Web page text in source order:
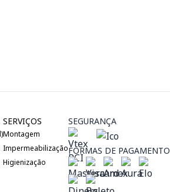
SERVIÇOS
Montagem
Impermeabilização
Higienização
SEGURANÇA
FORMAS DE PAGAMENTO